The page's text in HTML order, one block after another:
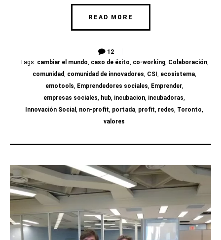
READ MORE
12
Tags: cambiar el mundo, caso de éxito, co-working, Colaboración,
comunidad, comunidad de innovadores, CSI , ecosistema,
emotools, Emprendedores sociales, Emprender,
empresas sociales, hub, incubacion, incubadoras,
Innovación Social , non-profit, portada, profit, redes, Toronto,
valores